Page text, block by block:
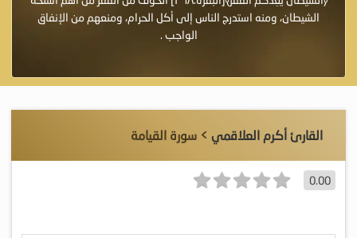
الشيطان، ومنه استدرج الناس إلى أكل الحرام، ومنعهم من الإنفاق
الواجب .
القارئ أكرم العلاقمي > سورة القيامة
0.00